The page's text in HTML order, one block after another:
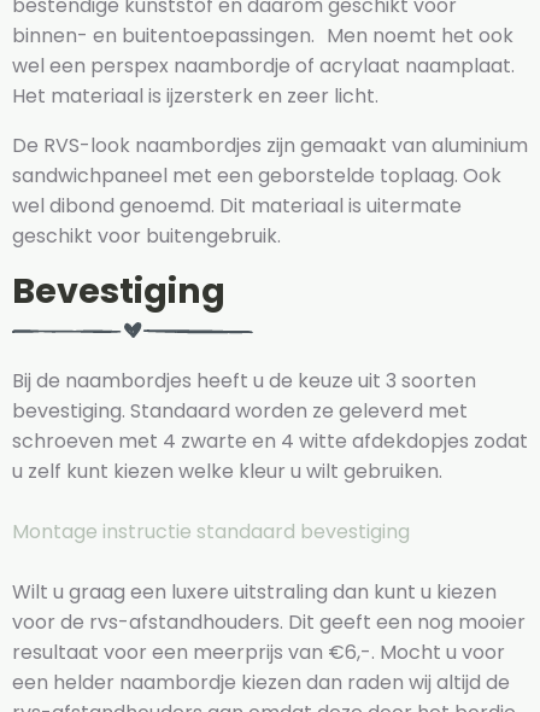
bestendige kunststof en daarom geschikt voor
binnen- en buitentoepassingen. Men noemt het ook
wel een perspex naambordje of acrylaat naamplaat.
Het materiaal is ijzersterk en zeer licht.
De RVS-look naambordjes zijn gemaakt van aluminium
sandwichpaneel met een geborstelde toplaag. Ook
wel dibond genoemd. Dit materiaal is uitermate
geschikt voor buitengebruik.
Bevestiging
Bij de naambordjes heeft u de keuze uit 3 soorten
bevestiging. Standaard worden ze geleverd met
schroeven met 4 zwarte en 4 witte afdekdopjes zodat
u zelf kunt kiezen welke kleur u wilt gebruiken.
Montage instructie standaard bevestiging
Wilt u graag een luxere uitstraling dan kunt u kiezen
voor de rvs-afstandhouders. Dit geeft een nog mooier
resultaat voor een meerprijs van €6,-. Mocht u voor
een helder naambordje kiezen dan raden wij altijd de